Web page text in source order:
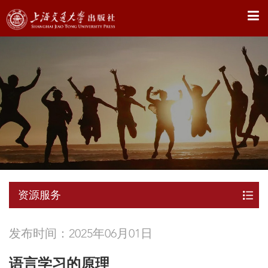
X
资源服务
发布时间：2025年06月01日
语言学习的原理